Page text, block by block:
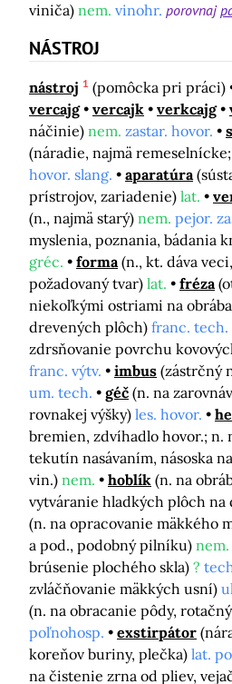
viniča) nem. vinohr. porovnaj
NÁSTROJ
nástroj 1 (pomôcka pri práci)
vercajg
vercajk verkcajg
náčinie) nem. zastar. hovor.
(náradie, najmä
hovor. slang.
aparatúra
prístrojov, zariadenie) lat.
(n., najmä starý) nem. pejor.
myslenia, poznania, bádania
gréc.
forma (n., kt. dáva
požadovaný tvar) lat. fréza
niekoľkými ostriami na
drevených plôch) franc. tech.
zdrsňovanie povrchu
franc. výtv.
imbus (zástrčný
um. tech.
géč (n. na
rovnakej výšky) les. hovor.
bremien, zdvíhadlo hovor.; n.
tekutín nasávaním, násoska
vin.) nem. hoblík (n. na
vytváranie hladkých plôch na
(n. na opracovanie mäkkého
a pod., podobný pilníku) nem.
brúsenie plochého skla) ?
zvláčňovanie mäkkých usní)
(n. na obracanie pôdy,
poľnohosp.
exstirpátor
koreňov buriny, plečka) lat.
na čistenie zrna od pliev,